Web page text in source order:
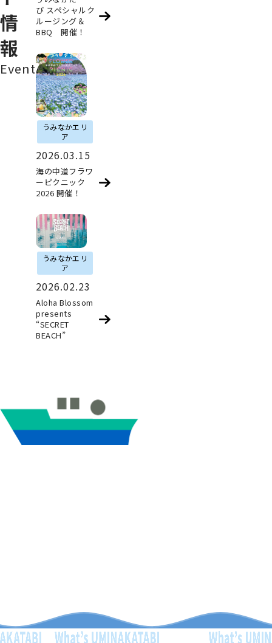
情
報
Event
び スペシャルク
ルージング＆
BBQ 開催！
うみなかエリ
ア
2026.03.15
海の中道フラワ
ーピクニック
2026 開催！
うみなかエリ
ア
2026.02.23
Aloha Blossom
presents
“SECRET
BEACH”